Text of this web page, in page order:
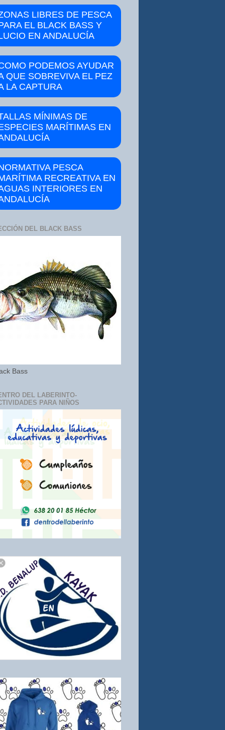
LIBRES DE PESCA
EL BLACK BASS Y
EN ANDALUCÍA
PODEMOS AYUDAR
QUE SOBREVIVA EL PEZ
LA CAPTURA
MÍNIMAS DE
MARÍTIMAS EN
PESCA
RECREATIVA EN
INTERIORES EN
DEL BLACK BASS
Bass
DEL LABERINTO-
PARA NIÑOS